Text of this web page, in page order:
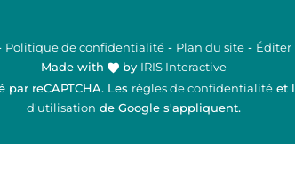
Politique de confidentialité - Plan du site - Éditer
Made with
by IRIS Interactive
par reCAPTCHA. Les règles de confidentialité et
d'utilisation de Google s'appliquent.